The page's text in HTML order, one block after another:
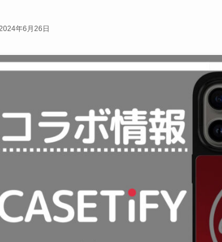
2024年6月26日